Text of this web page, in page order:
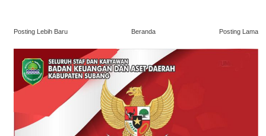
Posting Lebih Baru Posting Lama
Beranda